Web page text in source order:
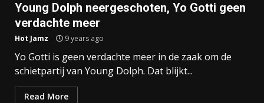
Young Dolph neergeschoten, Yo Gotti geen
verdachte meer
Hot Jamz 9 years ago
Yo Gotti is geen verdachte meer in de zaak om de
schietpartij van Young Dolph. Dat blijkt...
Read More